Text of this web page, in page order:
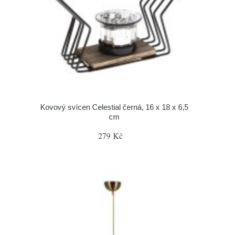
Kovový svícen Celestial černá, 16 x 18 x 6,5
cm
279 Kč